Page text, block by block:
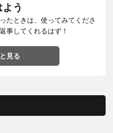
う
たときは、使ってみてくださ
事してくれるはず！
見る